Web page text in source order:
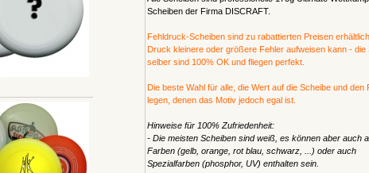
Scheiben der Firma DISCRAFT.
Fehldruck-Scheiben sind zu rabattierten Preisen
Druck kleinere oder größere Fehler aufweisen kann - die
selber sind 100% OK und fliegen perfekt.
Die beste Wahl für alle, die Wert auf die Scheibe und den
legen, denen das Motiv jedoch egal ist.
Hinweise für 100% Zufriedenheit:
- Die meisten Scheiben sind weiß, es können aber auch
Farben (gelb, orange, rot blau, schwarz, ...) oder auch
Spezialfarben (phosphor, UV) enthalten sein.